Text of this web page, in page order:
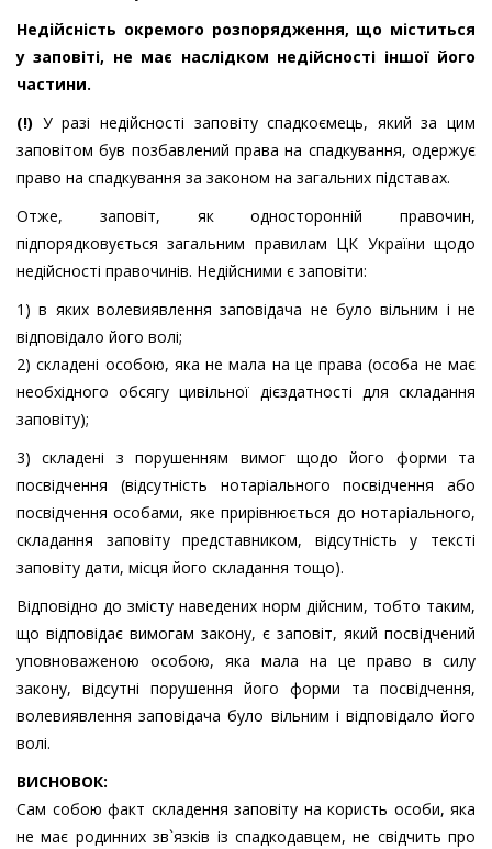
Недійсність окремого розпорядження, що міститься
у заповіті, не має наслідком недійсності іншої його
частини.
(!) У разі недійсності заповіту спадкоємець, який за цим
заповітом був позбавлений права на спадкування, одержує
право на спадкування за законом на загальних підставах.
Отже, заповіт, як односторонній правочин,
підпорядковується загальним правилам ЦК України щодо
недійсності правочинів. Недійсними є заповіти:
1) в яких волевиявлення заповідача не було вільним і не
відповідало його волі;
2) складені особою, яка не мала на це права (особа не має
необхідного обсягу цивільної дієздатності для складання
заповіту);
3) складені з порушенням вимог щодо його форми та
посвідчення (відсутність нотаріального посвідчення або
посвідчення особами, яке прирівнюється до нотаріального,
складання заповіту представником, відсутність у тексті
заповіту дати, місця його складання тощо).
Відповідно до змісту наведених норм дійсним, тобто таким,
що відповідає вимогам закону, є заповіт, який посвідчений
уповноваженою особою, яка мала на це право в силу
закону, відсутні порушення його форми та посвідчення,
волевиявлення заповідача було вільним і відповідало його
волі.
ВИСНОВОК:
Сам собою факт складення заповіту на користь особи, яка
не має родинних зв`язків із спадкодавцем, не свідчить про